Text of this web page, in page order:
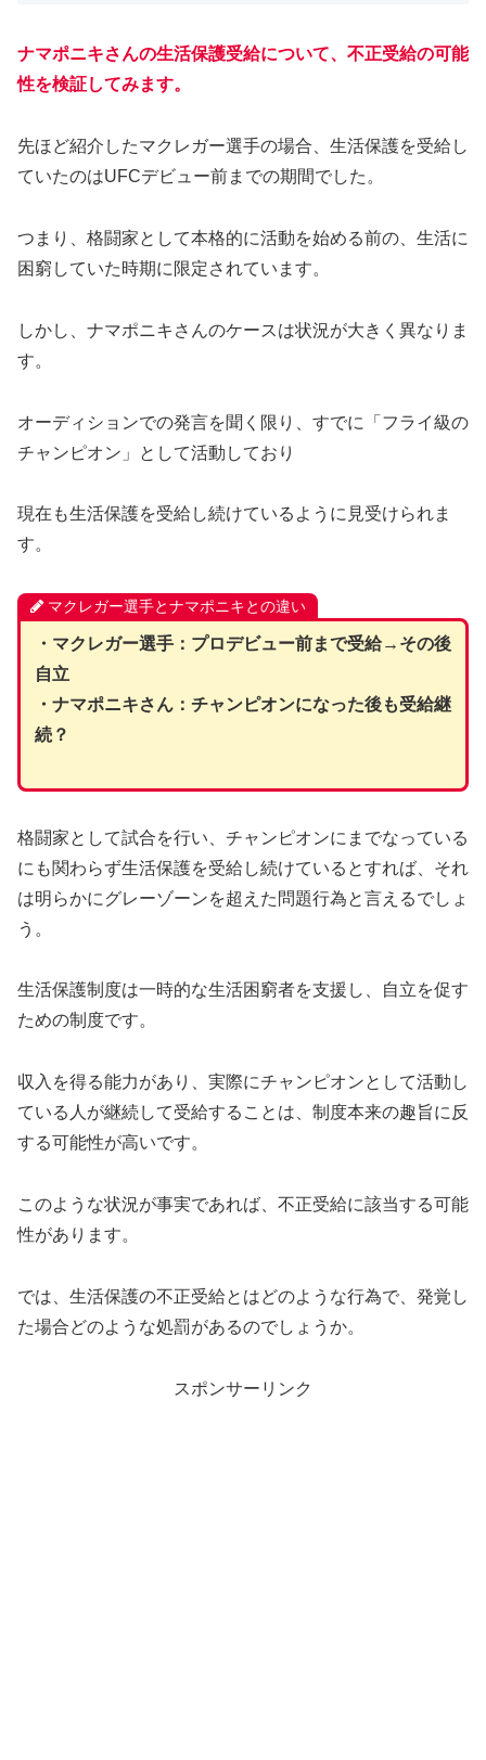
ナマポニキさんの生活保護受給について、不正受給の可能
性を検証してみます。
先ほど紹介したマクレガー選手の場合、生活保護を受給し
ていたのはUFCデビュー前までの期間でした。
つまり、格闘家として本格的に活動を始める前の、生活に
困窮していた時期に限定されています。
しかし、ナマポニキさんのケースは状況が大きく異なりま
す。
オーディションでの発言を聞く限り、すでに「フライ級の
チャンピオン」として活動しており
現在も生活保護を受給し続けているように見受けられま
す。
マクレガー選手とナマポニキとの違い
・マクレガー選手：プロデビュー前まで受給→その後
自立
・ナマポニキさん：チャンピオンになった後も受給継
続？
格闘家として試合を行い、チャンピオンにまでなっている
にも関わらず生活保護を受給し続けているとすれば、それ
は明らかにグレーゾーンを超えた問題行為と言えるでしょ
う。
生活保護制度は一時的な生活困窮者を支援し、自立を促す
ための制度です。
収入を得る能力があり、実際にチャンピオンとして活動し
ている人が継続して受給することは、制度本来の趣旨に反
する可能性が高いです。
このような状況が事実であれば、不正受給に該当する可能
性があります。
では、生活保護の不正受給とはどのような行為で、発覚し
た場合どのような処罰があるのでしょうか。
スポンサーリンク